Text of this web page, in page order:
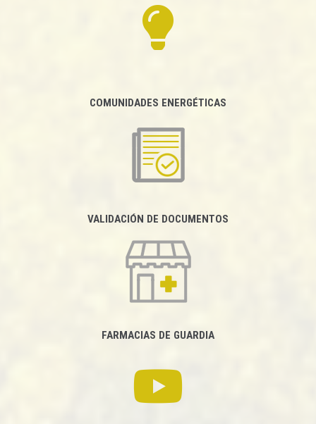
COMUNIDADES ENERGÉTICAS
VALIDACIÓN DE DOCUMENTOS
FARMACIAS DE GUARDIA